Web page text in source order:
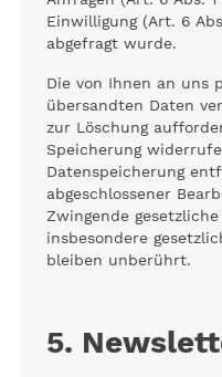
Einwilligung (Art. 6
abgefragt wurde.
Die von Ihnen an uns
übersandten Daten
zur Löschung
Speicherung
Datenspeicherung
abgeschlossener
Zwingende
insbesondere
bleiben unberührt.
5.